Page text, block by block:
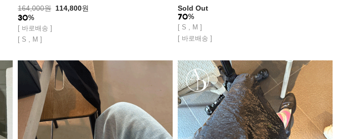
164,000원 114,800원
[ 바로배송 ]
[ S , M ]
Sold Out
[ S , M ]
[ 바로배송 ]